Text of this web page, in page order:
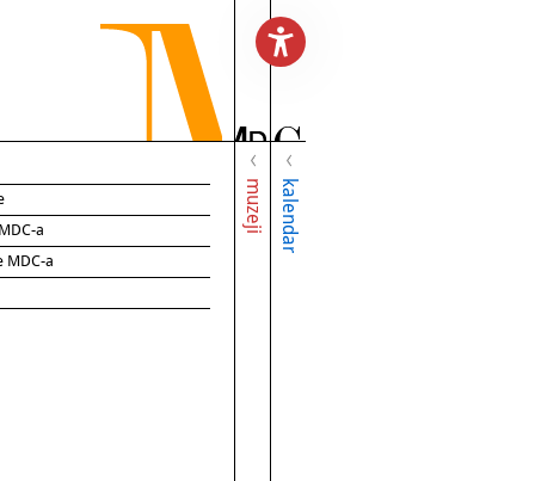
muzeji kalendar
a
MDC-a